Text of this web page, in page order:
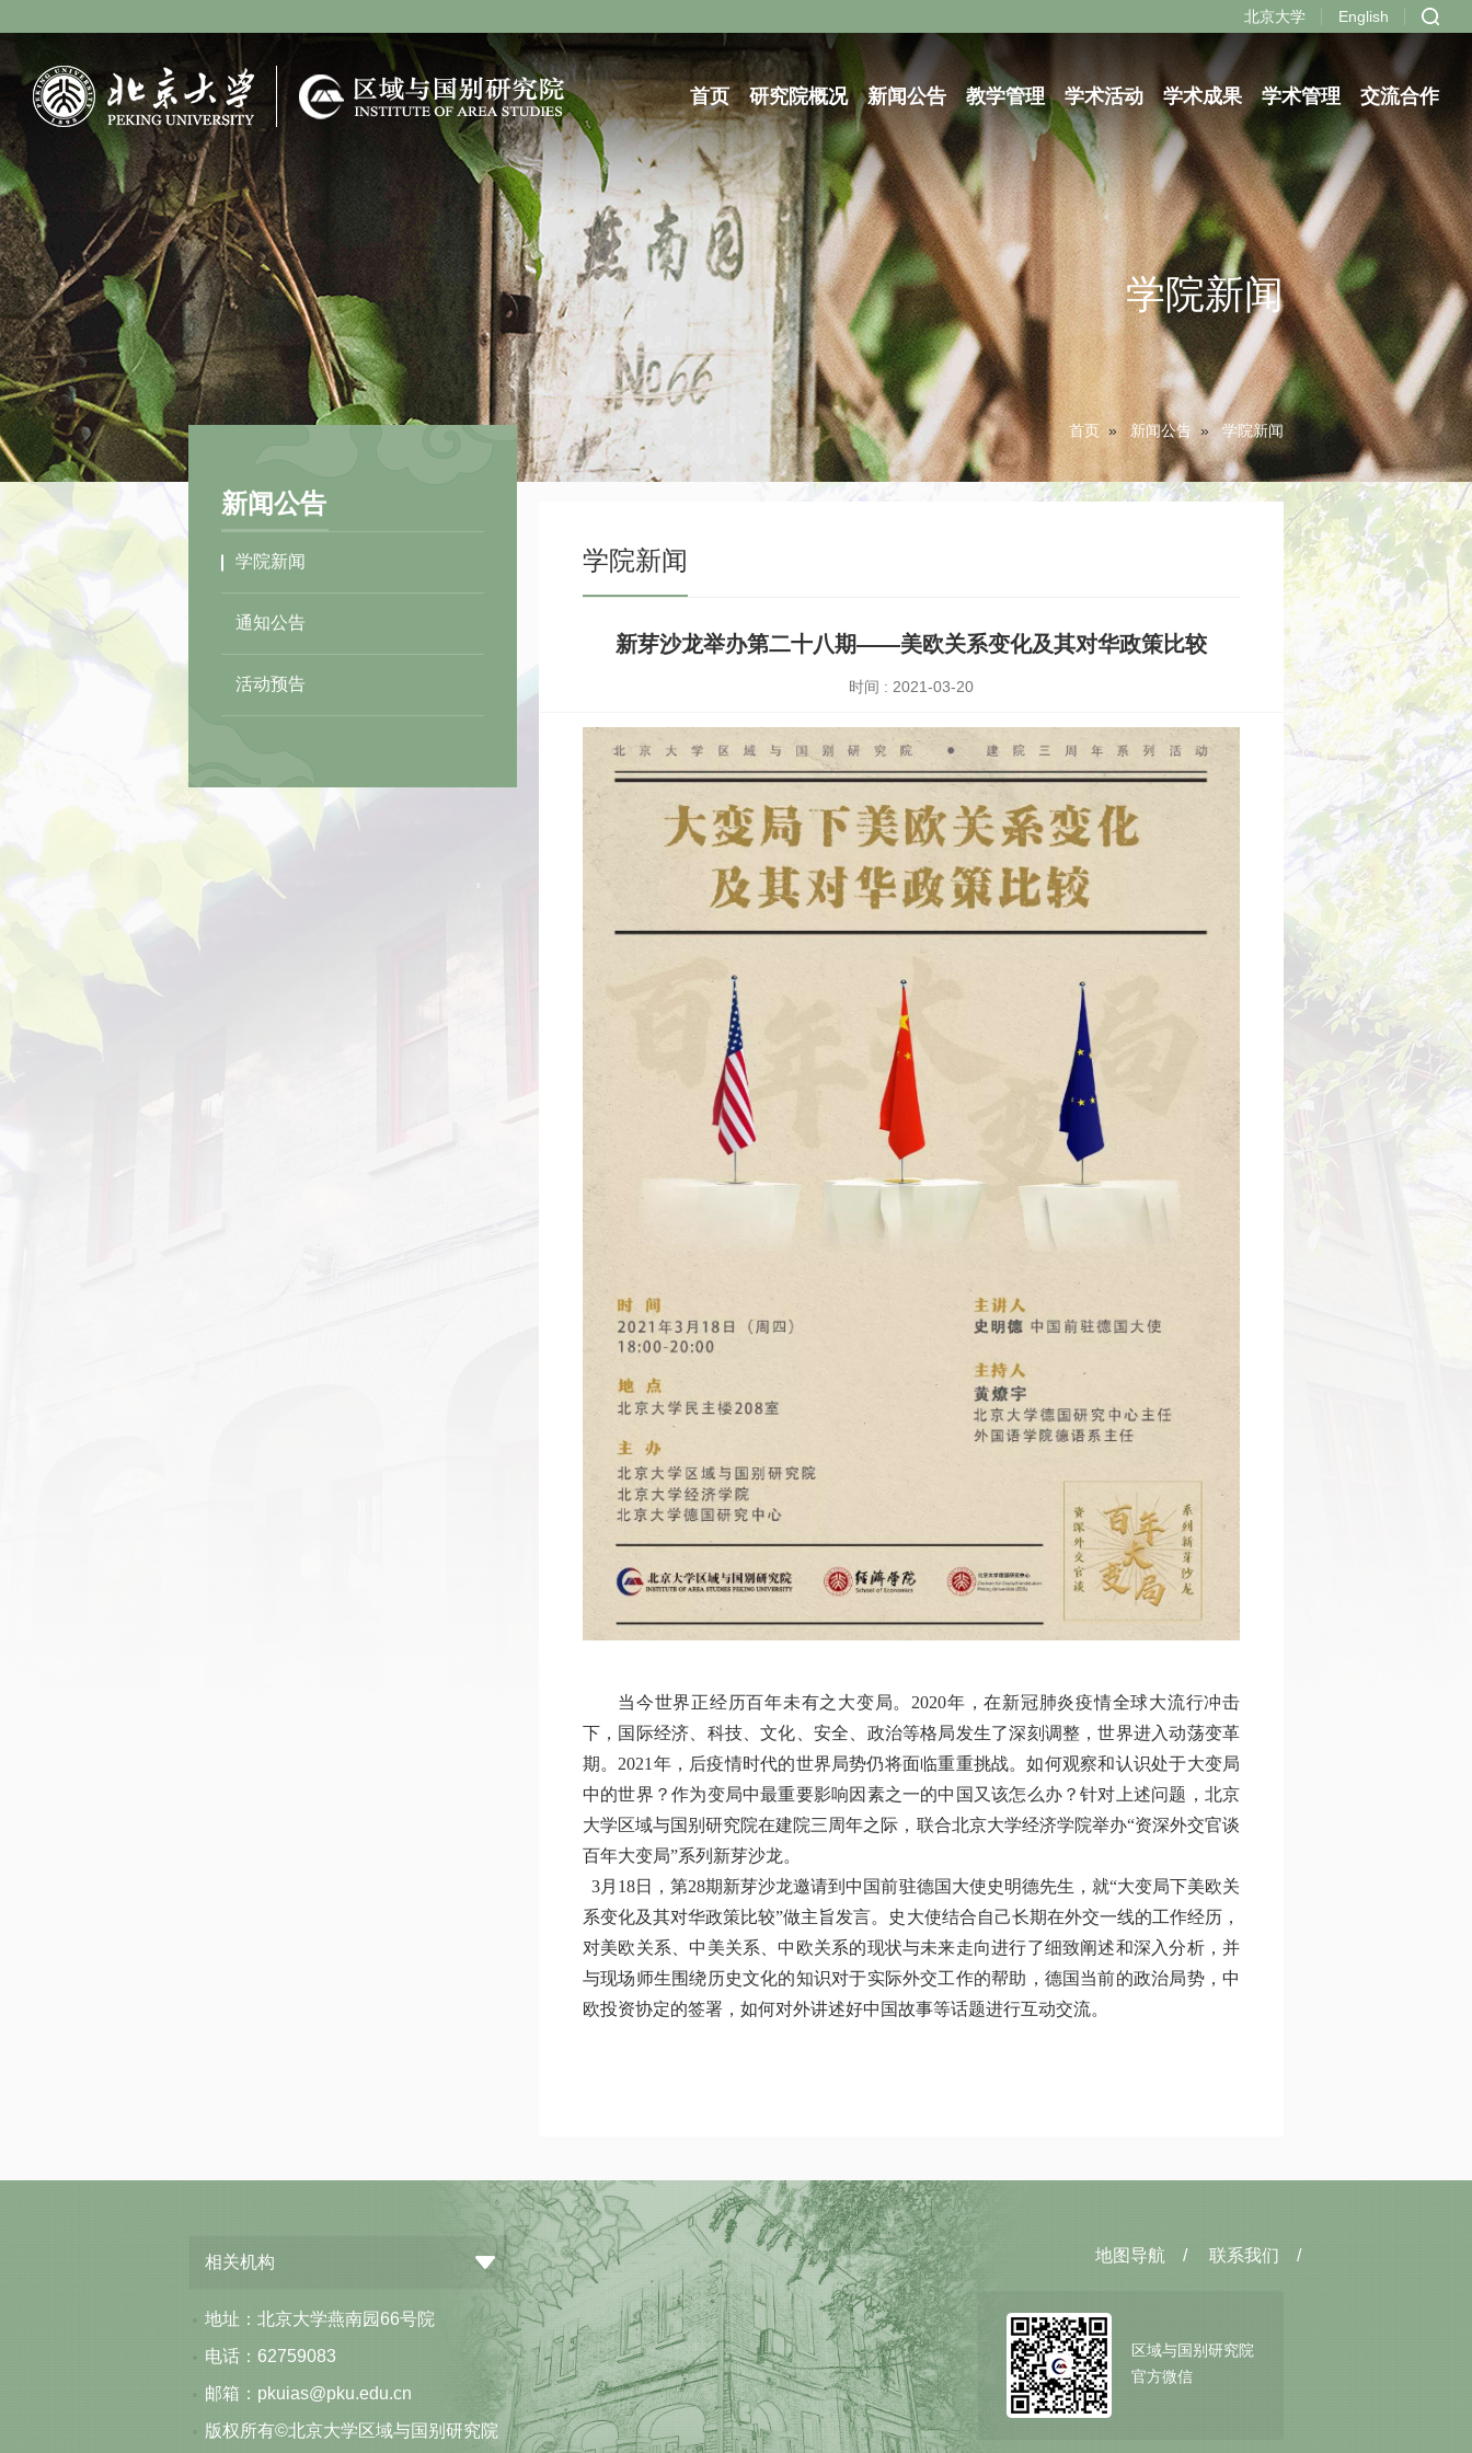
北京大学 English
首页 研究院概况 新闻公告 教学管理 学术活动 学术成果 学术管理 交流合作
学院新闻
首页 » 新闻公告 » 学院新闻
新闻公告
学院新闻
通知公告
活动预告
学院新闻
新芽沙龙举办第二十八期——美欧关系变化及其对华政策比较
时间 : 2021-03-20
当今世界正经历百年未有之大变局。2020年，在新冠肺炎疫情全球大流行冲击
下，国际经济、科技、文化、安全、政治等格局发生了深刻调整，世界进入动荡变革
期。2021年，后疫情时代的世界局势仍将面临重重挑战。如何观察和认识处于大变局
中的世界？作为变局中最重要影响因素之一的中国又该怎么办？针对上述问题，北京
大学区域与国别研究院在建院三周年之际，联合北京大学经济学院举办“资深外交官谈
百年大变局”系列新芽沙龙。
3月18日，第28期新芽沙龙邀请到中国前驻德国大使史明德先生，就“大变局下美欧关
系变化及其对华政策比较”做主旨发言。史大使结合自己长期在外交一线的工作经历，
对美欧关系、中美关系、中欧关系的现状与未来走向进行了细致阐述和深入分析，并
与现场师生围绕历史文化的知识对于实际外交工作的帮助，德国当前的政治局势，中
欧投资协定的签署，如何对外讲述好中国故事等话题进行互动交流。
相关机构
地址：北京大学燕南园66号院
电话：62759083
邮箱：pkuias@pku.edu.cn
版权所有©北京大学区域与国别研究院
地图导航 / 联系我们 /
区域与国别研究院
官方微信